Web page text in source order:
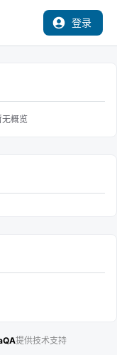
登录
无概览
提供技术支持